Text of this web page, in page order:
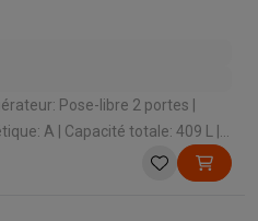
Pose-libre 2 portes |
totale: 409 L |
No Frost | Niveau